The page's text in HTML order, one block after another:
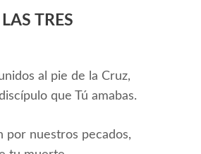
TRES
al pie de la Cruz,
que Tú amabas.
por nuestros pecados,